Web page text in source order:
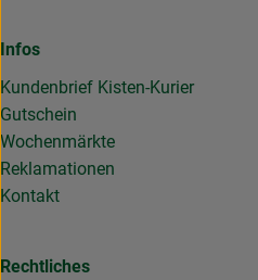
Infos
Kundenbrief Kisten-Kurier
Gutschein
Wochenmärkte
Reklamationen
Kontakt
Rechtliches